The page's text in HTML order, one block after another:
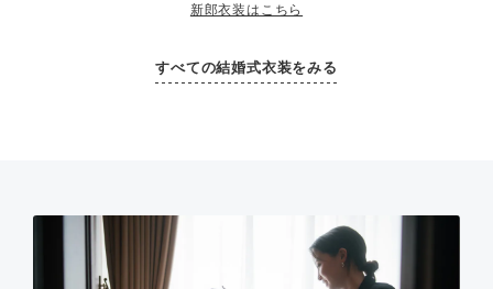
新郎衣装はこちら
すべての結婚式衣装をみる